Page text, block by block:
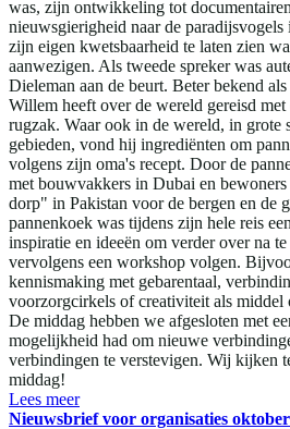
was, zijn ontwikkeling tot
nieuwsgierigheid naar de
zijn eigen kwetsbaarheid te laten zien
aanwezigen. Als tweede spreker was
Dieleman aan de beurt. Beter bekend
Willem heeft over de wereld gereisd
rugzak. Waar ook in de wereld, in grote
gebieden, vond hij ingrediënten om
volgens zijn oma's recept. Door de
met bouwvakkers in Dubai en
dorp" in Pakistan voor de bergen en de
pannenkoek was tijdens zijn hele reis
inspiratie en ideeën om verder over na
vervolgens een workshop volgen.
kennismaking met gebarentaal,
voorzorgcirkels of creativiteit als middel
De middag hebben we afgesloten met
mogelijkheid had om nieuwe
verbindingen te verstevigen. Wij kijken
middag!
Lees meer
Nieuwsbrief voor organisaties